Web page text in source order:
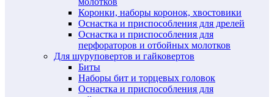
Коронки, наборы коронок, хвостовики
Оснастка и приспособления для дрелей
Оснастка и приспособления для
перфораторов и отбойных молотков
Для шуруповертов и гайковертов
Биты
Наборы бит и торцевых головок
Оснастка и приспособления для